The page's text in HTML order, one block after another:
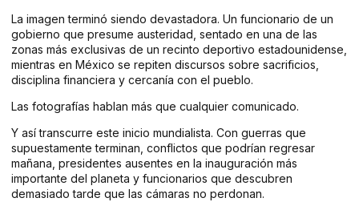
La imagen terminó siendo devastadora. Un funcionario de un
gobierno que presume austeridad, sentado en una de las
zonas más exclusivas de un recinto deportivo estadounidense,
mientras en México se repiten discursos sobre sacrificios,
disciplina financiera y cercanía con el pueblo.
Las fotografías hablan más que cualquier comunicado.
Y así transcurre este inicio mundialista. Con guerras que
supuestamente terminan, conflictos que podrían regresar
mañana, presidentes ausentes en la inauguración más
importante del planeta y funcionarios que descubren
demasiado tarde que las cámaras no perdonan.